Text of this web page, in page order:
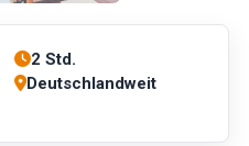
2 Std.
Deutschlandweit